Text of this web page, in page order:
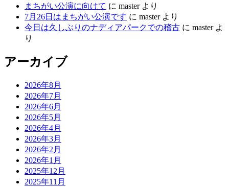
まちがい公演に向けて に masterより
7月26日はまちがい公演です に masterより
今日は久しぶりのナディアパークでの稽古 に masterよ
り
アーカイブ
2026年8月
2026年7月
2026年6月
2026年5月
2026年4月
2026年3月
2026年2月
2026年1月
2025年12月
2025年11月